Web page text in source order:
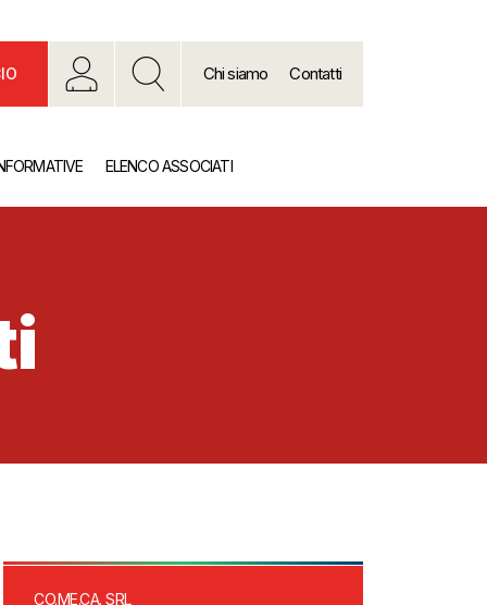
Chi siamo Contatti
ELENCO ASSOCIATI
CO.ME.CA. SRL